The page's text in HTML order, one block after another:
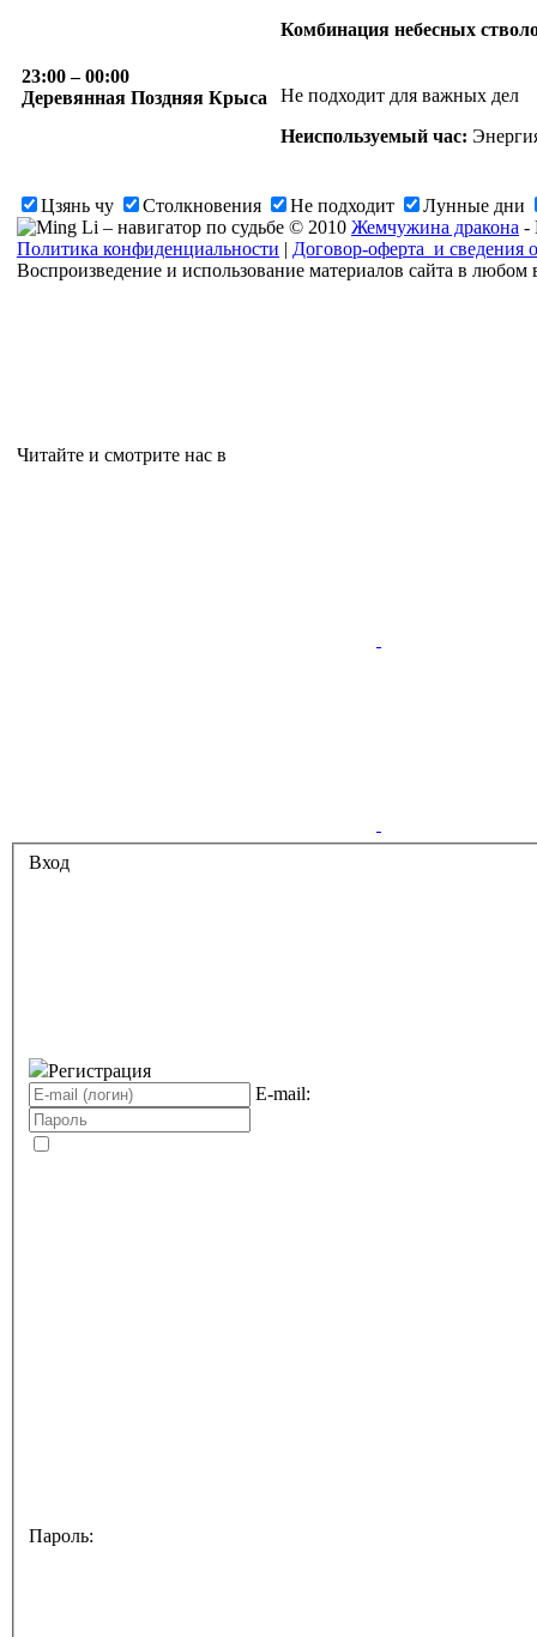
Комбинация небесных
23:00– 00:00
Деревянная Поздняя Крыса
Не подходит для важных дел
Неиспользуемый час:
Цзянь чу Столкновения Не подходит
Лунные дни
© 2010 Жемчужина дракона -
Политика конфиденциальности | Договор-оферта и сведения
Воспроизведение и использование материалов сайта в
Читайте и смотрите нас в
Вход
Регистрация
E-mail:
Пароль: